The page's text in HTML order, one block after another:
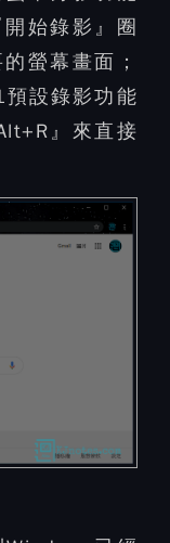
始錄影』圈
螢幕畫面；
設錄影功能
』來直接